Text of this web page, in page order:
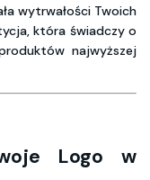
wytrwałości Twoich
która świadczy o
najwyższej
Logo w